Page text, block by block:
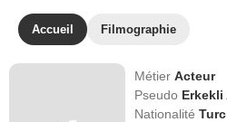
Accueil Filmographie
MétierActeur
Pseudo Erkekli
NationalitéTurc